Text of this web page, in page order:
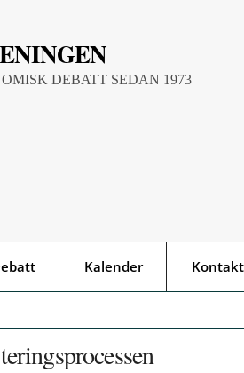
DEBATT SEDAN 1973
Kalender Kontakt